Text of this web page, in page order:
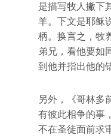
是描写牧人撇下
羊。下文是耶稣
柄。换言之，牧
弟兄，看他要如
到他并指出他的
另外，《哥林多
有彼此相争的事
不在圣徒面前求